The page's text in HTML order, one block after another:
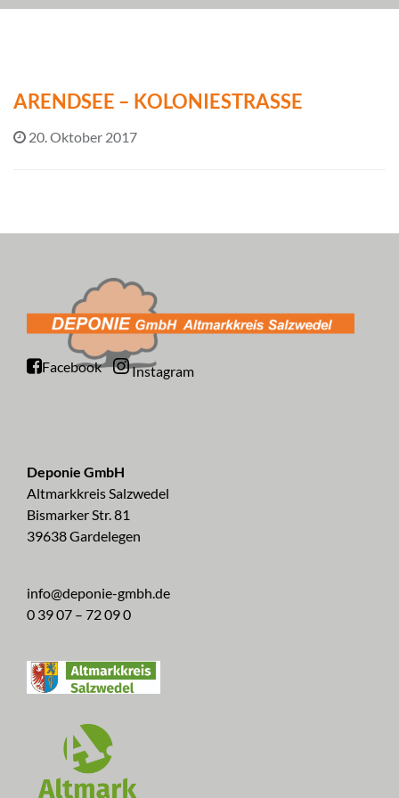
ARENDSEE – KOLONIESTRASSE
20. Oktober 2017
Facebook Instagram
Deponie GmbH
Altmarkkreis Salzwedel
Bismarker Str. 81
39638 Gardelegen
info@deponie-gmbh.de
0 39 07 – 72 09 0